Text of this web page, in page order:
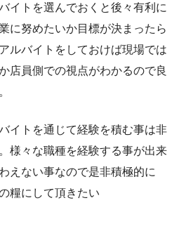
イトを選んでおくと後々有利に
に努めたいか目標が決まったら
ルバイトをしておけば現場では
店員側での視点がわかるので良
イトを通じて経験を積む事は非
様々な職種を経験する事が出来
えない事なので是非積極的に
糧にして頂きたい